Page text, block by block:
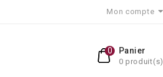
Mon compte
Panier
0 produit(s)
0